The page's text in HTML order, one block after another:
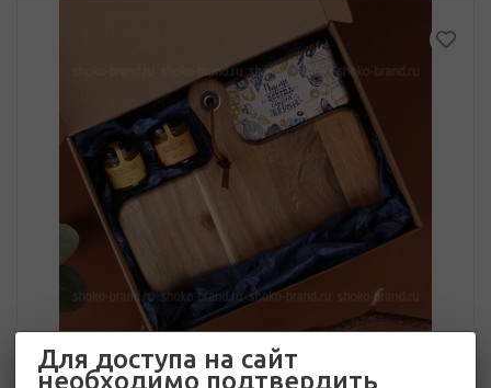
Для доступа на сайт
необходимо подтвердить